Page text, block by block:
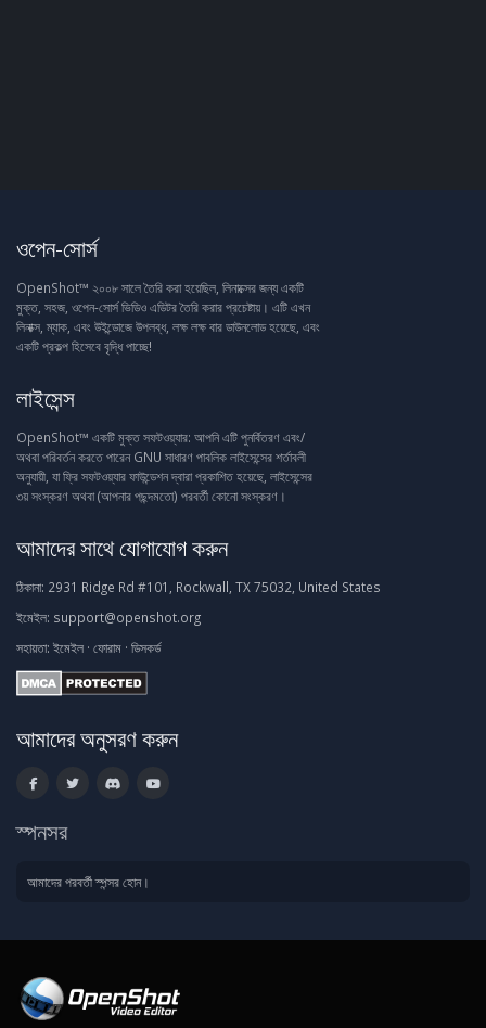
ওপেন-সোর্স
OpenShot™ ২০০৮ সালে তৈরি করা হয়েছিল, লিনাক্সের জন্য একটি
মুক্ত, সহজ, ওপেন-সোর্স ভিডিও এডিটর তৈরি করার প্রচেষ্টায়। এটি এখন
লিনাক্স, ম্যাক, এবং উইন্ডোজে উপলব্ধ, লক্ষ লক্ষ বার ডাউনলোড হয়েছে, এবং
একটি প্রকল্প হিসেবে বৃদ্ধি পাচ্ছে!
লাইসেন্স
OpenShot™ একটি মুক্ত সফটওয়্যার: আপনি এটি পুনর্বিতরণ এবং/
অথবা পরিবর্তন করতে পারেন GNU সাধারণ পাবলিক লাইসেন্সের শর্তাবলী
অনুযায়ী, যা ফ্রি সফটওয়্যার ফাউন্ডেশন দ্বারা প্রকাশিত হয়েছে, লাইসেন্সের
৩য় সংস্করণ অথবা (আপনার পছন্দমতো) পরবর্তী কোনো সংস্করণ।
আমাদের সাথে যোগাযোগ করুন
ঠিকানা: 2931 Ridge Rd #101, Rockwall, TX 75032, United States
ইমেইল: support@openshot.org
সহায়তা: ইমেইল · ফোরাম · ডিসকর্ড
আমাদের অনুসরণ করুন
স্পনসর
আমাদের পরবর্তী স্পন্সর হোন।